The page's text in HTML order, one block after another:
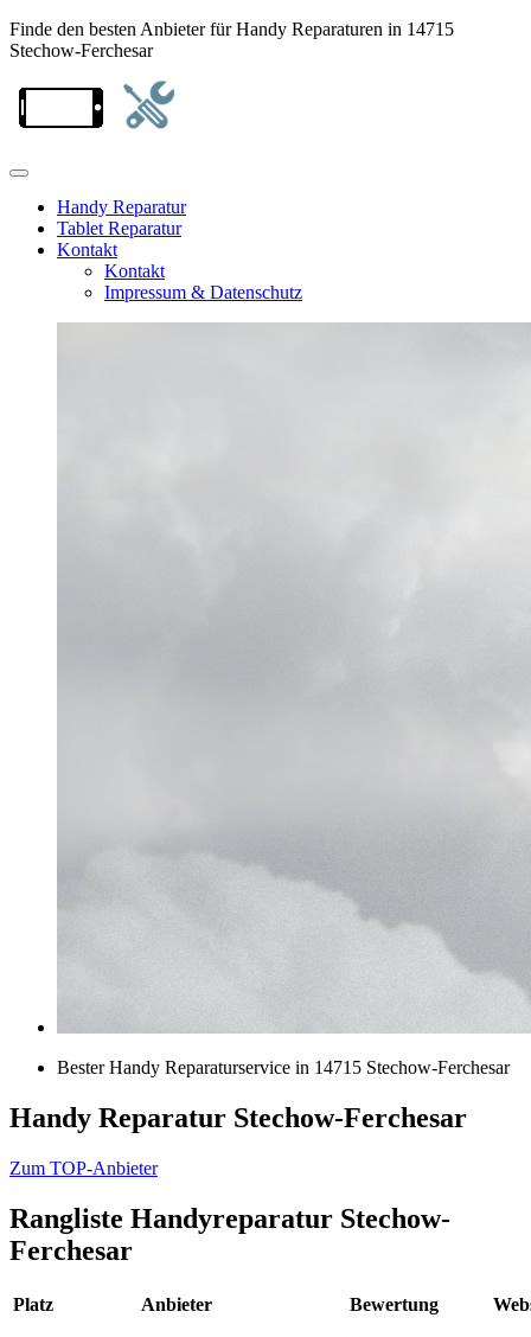
Finde den besten Anbieter für Handy Reparaturen in 14715
Stechow-Ferchesar
Handy Reparatur
Tablet Reparatur
Kontakt
Kontakt
Impressum & Datenschutz
Bester Handy Reparaturservice in 14715 Stechow-Ferchesar
Handy Reparatur Stechow-Ferchesar
Zum TOP-Anbieter
Rangliste Handyreparatur Stechow-
Ferchesar
Platz Anbieter Bewertung